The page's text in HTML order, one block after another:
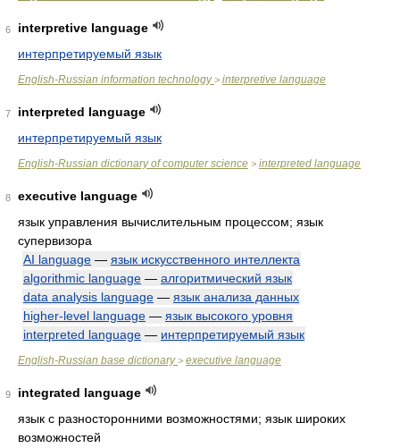
6
interpretive language
интерпретируемый язык
English-Russian information technology> interpretive language
7
interpreted language
интерпретируемый язык
English-Russian dictionary of computer science > interpreted language
8
executive language
язык управления вычислительным процессом; язык
супервизора
AI language — язык искусственного интеллекта
algorithmic language — алгоритмический язык
data analysis language — язык анализа данных
higher-level language — язык высокого уровня
interpreted language — интерпретируемый язык
English-Russian base dictionary> executive language
9
integrated language
язык с разносторонними возможностями; язык широких
возможностей